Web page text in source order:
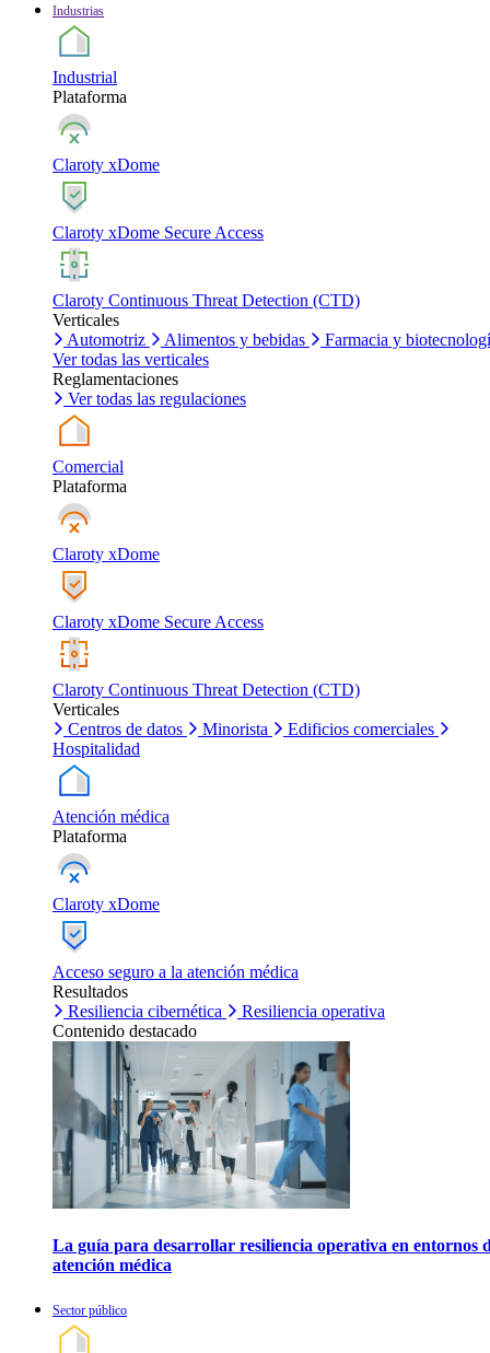
Industrias
Industrial
Plataforma
Claroty xDome
Claroty xDome Secure Access
Claroty Continuous Threat Detection (CTD)
Verticales
Automotriz
Alimentos y bebidas
Farmacia y
Ver todas las verticales
Reglamentaciones
Ver todas las regulaciones
Comercial
Plataforma
Claroty xDome
Claroty xDome Secure Access
Claroty Continuous Threat Detection (CTD)
Verticales
Centros de datos
Minorista
Edificios comerciales
Hospitalidad
Atención médica
Plataforma
Claroty xDome
Acceso seguro a la atención médica
Resultados
Resiliencia cibernética
Resiliencia operativa
Contenido destacado
La guía para desarrollar resiliencia operativa en entornos
atención médica
Sector público